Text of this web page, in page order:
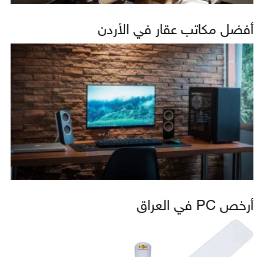
أفضل مكاتب عقار في الأردن
أرخص PC في العراق